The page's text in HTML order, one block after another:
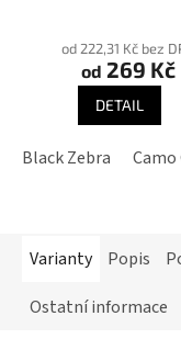
hodnocení
produktu
5
od 222,31 Kč bez
od 269 Kč
DETAIL
Black Zebra Camo
Varianty Popis
Ostatní informace